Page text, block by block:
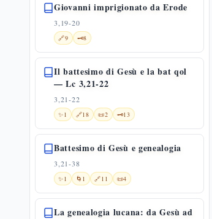
Giovanni imprigionato da Erode
3,19-20
🔗9 🗝️8
Il battesimo di Gesù e la bat qol
— Lc 3,21-22
3,21-22
✨1 🔗18 📜2 🗝️13
Battesimo di Gesù e genealogia
3,21-38
✨1 🌀 1 🔗11 📜4
La genealogia lucana: da Gesù ad